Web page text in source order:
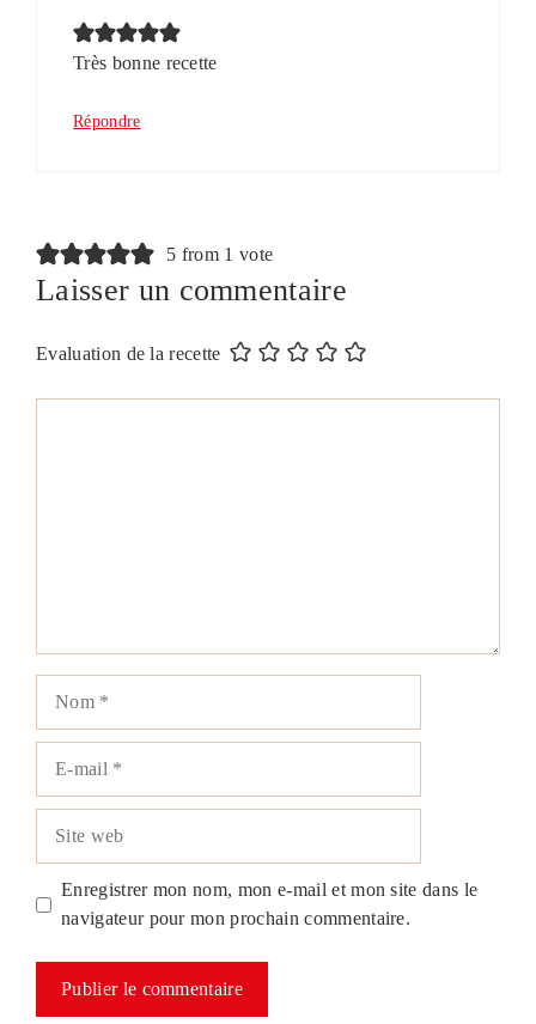
Très bonne recette
Répondre
5 from 1 vote
Laisser un commentaire
Evaluation de la recette
Enregistrer mon nom, mon e-mail et mon site dans le
navigateur pour mon prochain commentaire.